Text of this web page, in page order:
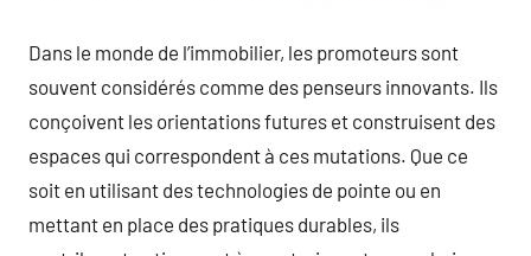
Dans le monde de l’immobilier, les promoteurs sont
souvent considérés comme des penseurs innovants. Ils
conçoivent les orientations futures et construisent des
espaces qui correspondent à ces mutations. Que ce
soit en utilisant des technologies de pointe ou en
mettant en place des pratiques durables, ils